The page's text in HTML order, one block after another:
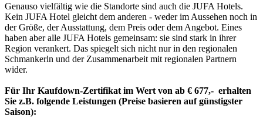
Genauso vielfältig wie die Standorte sind auch die JUFA Hotels.
Kein JUFA Hotel gleicht dem anderen - weder im Aussehen noch in
der Größe, der Ausstattung, dem Preis oder dem Angebot. Eines
haben aber alle JUFA Hotels gemeinsam: sie sind stark in ihrer
Region verankert. Das spiegelt sich nicht nur in den regionalen
Schmankerln und der Zusammenarbeit mit regionalen Partnern
wider.
Für Ihr Kaufdown-Zertifikat im Wert von ab € 677,- erhalten
Sie z.B. folgende Leistungen (Preise basieren auf günstigster
Saison):